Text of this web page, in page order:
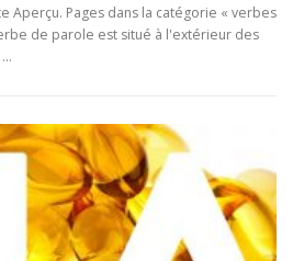
Aperçu. Pages dans la catégorie « verbes
de parole est situé à l'extérieur des
…